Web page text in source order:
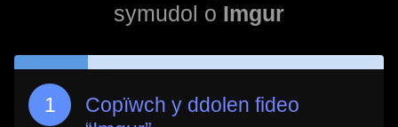
symudol o Imgur
Copïwch y ddolen fideo